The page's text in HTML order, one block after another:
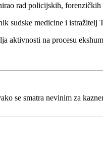
rad policijskih, forenzičkih
sudske medicine i istražitelj
aktivnosti na procesu
se smatra nevinim za